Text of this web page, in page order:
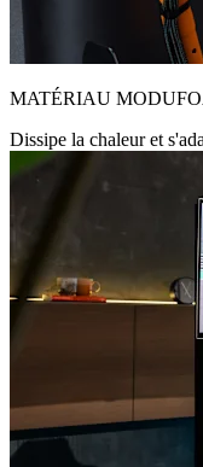
MATÉRIAU
Dissipe la chaleur et